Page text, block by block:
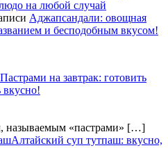
на любой случай
Аджапсандали: овощная
и бесподобным вкусом!
Пастрами на завтрак: готовить
вкусно!
называемым «пастрами» […]
Алтайский суп тутпаш: вкусно,